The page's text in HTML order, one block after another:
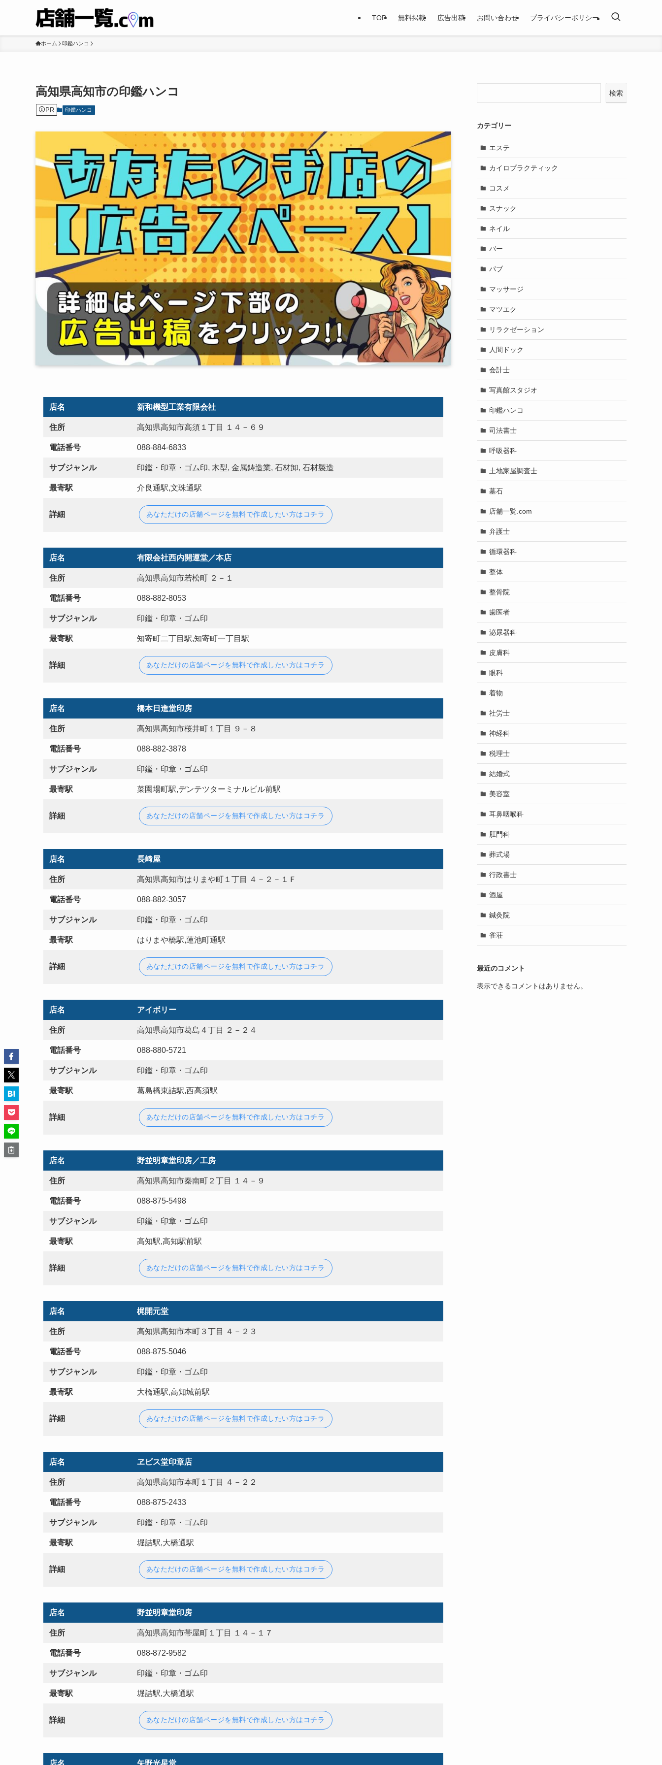
TOP 無料掲載 広告出稿 お問い合わせ プライバシーポリシー
ホーム 印鑑ハンコ
高知県高知市の印鑑ハンコ
PR 印鑑ハンコ
店名 新和機型工業有限会社
住所 高知県高知市高須１丁目 １４－６９
電話番号 088-884-6833
サブジャンル 印鑑・印章・ゴム印, 木型, 金属鋳造業, 石材卸, 石材製造
最寄駅 介良通駅,文珠通駅
詳細 あなただけの店舗ページを無料で作成したい方はコチラ
店名 有限会社西内開運堂／本店
住所 高知県高知市若松町 ２－１
電話番号 088-882-8053
サブジャンル 印鑑・印章・ゴム印
最寄駅 知寄町二丁目駅,知寄町一丁目駅
詳細 あなただけの店舗ページを無料で作成したい方はコチラ
店名 橋本日進堂印房
住所 高知県高知市桜井町１丁目 ９－８
電話番号 088-882-3878
サブジャンル 印鑑・印章・ゴム印
最寄駅 菜園場町駅,デンテツターミナルビル前駅
詳細 あなただけの店舗ページを無料で作成したい方はコチラ
店名 長﨑屋
住所 高知県高知市はりまや町１丁目 ４－２－１Ｆ
電話番号 088-882-3057
サブジャンル 印鑑・印章・ゴム印
最寄駅 はりまや橋駅,蓮池町通駅
詳細 あなただけの店舗ページを無料で作成したい方はコチラ
店名 アイボリー
住所 高知県高知市葛島４丁目 ２－２４
電話番号 088-880-5721
サブジャンル 印鑑・印章・ゴム印
最寄駅 葛島橋東詰駅,西高須駅
詳細 あなただけの店舗ページを無料で作成したい方はコチラ
店名 野並明章堂印房／工房
住所 高知県高知市秦南町２丁目 １４－９
電話番号 088-875-5498
サブジャンル 印鑑・印章・ゴム印
最寄駅 高知駅,高知駅前駅
詳細 あなただけの店舗ページを無料で作成したい方はコチラ
店名 梶開元堂
住所 高知県高知市本町３丁目 ４－２３
電話番号 088-875-5046
サブジャンル 印鑑・印章・ゴム印
最寄駅 大橋通駅,高知城前駅
詳細 あなただけの店舗ページを無料で作成したい方はコチラ
店名 ヱビス堂印章店
住所 高知県高知市本町１丁目 ４－２２
電話番号 088-875-2433
サブジャンル 印鑑・印章・ゴム印
最寄駅 堀詰駅,大橋通駅
詳細 あなただけの店舗ページを無料で作成したい方はコチラ
店名 野並明章堂印房
住所 高知県高知市帯屋町１丁目 １４－１７
電話番号 088-872-9582
サブジャンル 印鑑・印章・ゴム印
最寄駅 堀詰駅,大橋通駅
詳細 あなただけの店舗ページを無料で作成したい方はコチラ
店名 矢野光星堂
検索
カテゴリー
エステ
カイロプラクティック
コスメ
スナック
ネイル
バー
パブ
マッサージ
マツエク
リラクゼーション
人間ドック
会計士
写真館スタジオ
印鑑ハンコ
司法書士
呼吸器科
土地家屋調査士
墓石
店舗一覧.com
弁護士
循環器科
整体
整骨院
歯医者
泌尿器科
皮膚科
眼科
着物
社労士
神経科
税理士
結婚式
美容室
耳鼻咽喉科
肛門科
葬式場
行政書士
酒屋
鍼灸院
雀荘
最近のコメント
表示できるコメントはありません。